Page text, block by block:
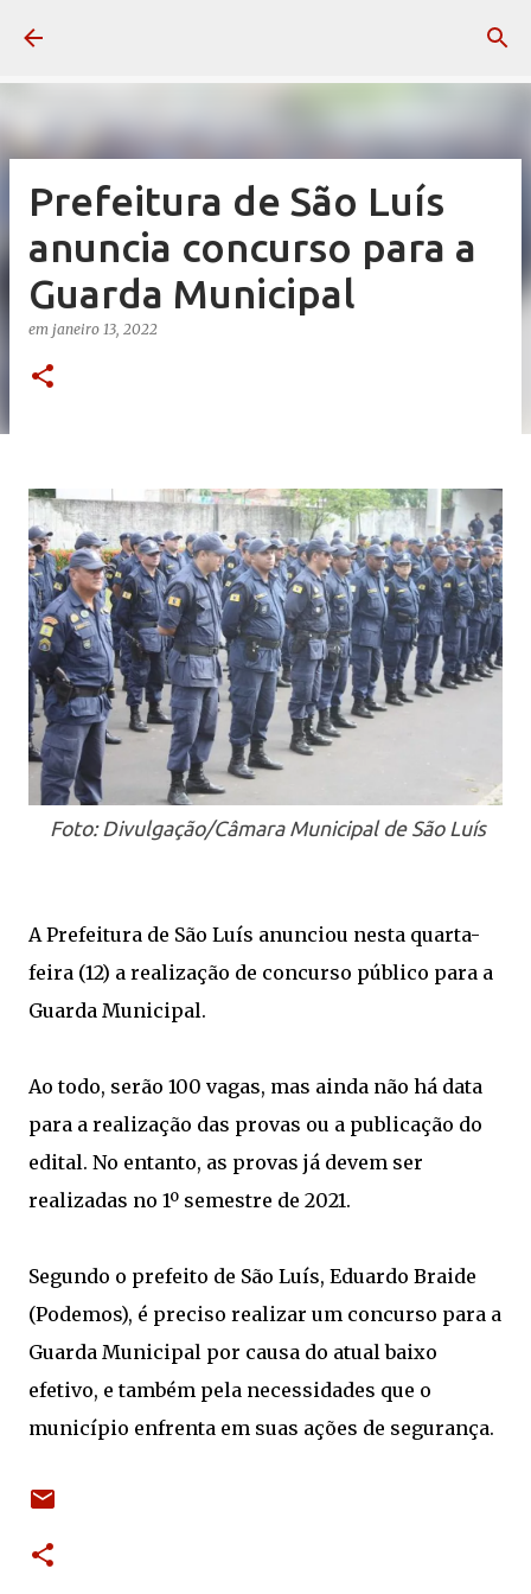
Prefeitura de São Luís
anuncia concurso para a
Guarda Municipal
em janeiro 13, 2022
Foto: Divulgação/Câmara Municipal de São Luís
A Prefeitura de São Luís anunciou nesta quarta-
feira (12) a realização de concurso público para a
Guarda Municipal.
Ao todo, serão 100 vagas, mas ainda não há data
para a realização das provas ou a publicação do
edital. No entanto, as provas já devem ser
realizadas no 1º semestre de 2021.
Segundo o prefeito de São Luís, Eduardo Braide
(Podemos), é preciso realizar um concurso para a
Guarda Municipal por causa do atual baixo
efetivo, e também pela necessidades que o
município enfrenta em suas ações de segurança.